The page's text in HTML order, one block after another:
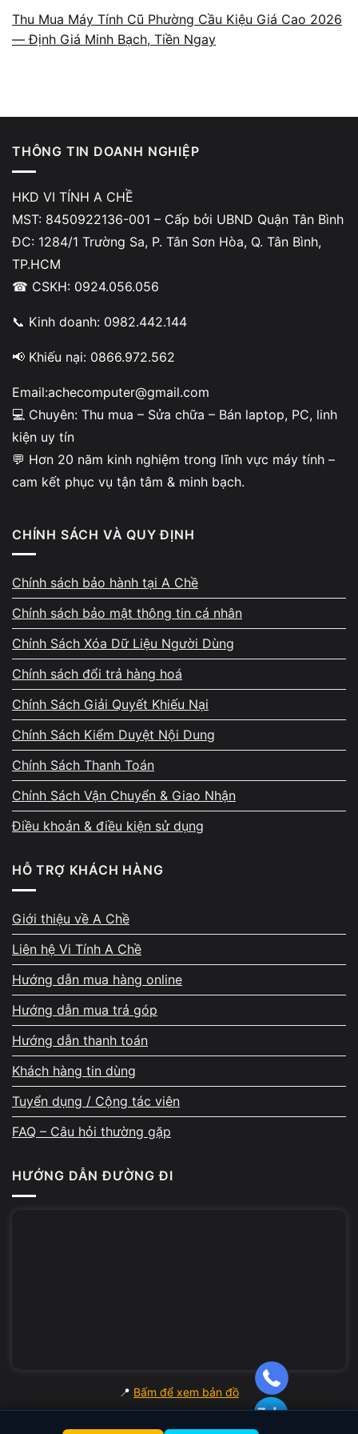
người lựa chọn khi cần thu mua laptop, nhờ quy trình
rõ ràng và cách làm việc minh bạch.
Báo giá theo cấu hình và tình
trạng thật
A Chề định giá dựa trên các yếu tố thực tế
gồm CPU, RAM, SSD, VGA, cycle pin, tình
trạng ngoại hình và lịch sử sửa chữa (nếu có).
Toàn bộ quá trình kiểm tra diễn ra minh bạch
mục trước khi đưa ra mức giá. Không có
chuyện báo giá mập mờ hoặc dùng lỗi nhẹ để
giảm mạnh giá trị máy.
Minh bạch khi kiểm tra –
Khách được xem trực tiếp quy trình test phần
cứng: SSD, bàn phím, cổng kết nối, pin, độ
nóng, màn hình và hoạt động tổng thể. Tình
trạng máy được giải thích chi tiết và dễ hiểu.
A Chề tuyệt đối không tạo lý do không chính
xác để đẩy giá thu mua xuống thấp hơn thực
tế.
biên nhận rõ ràng
ngay bằng tiền mặt hoặc chuyển khoản. Biên
nhận thu mua thể hiện đầy đủ cấu hình, mức
giá, thời gian và thông tin đối soát. Máy
không bị giữ lại chờ xử lý, không hẹn sang
ngày hôm sau. Cam kết giao dịch rõ ràng từ
đầu đến cuối.
Thu Mua Máy Tính Cũ Phường Cầu Kiệu Giá Cao 2026
— Định Giá Minh Bạch, Tiền Ngay
THÔNG TIN DOANH NGHIỆP
HKD VI TÍNH A CHỀ
MST: 8450922136-001 – Cấp bởi UBND Quận Tân Bình
ĐC: 1284/1 Trường Sa, P. Tân Sơn Hòa, Q. Tân Bình,
TP.HCM
☎ CSKH: 0924.056.056
📞 Kinh doanh: 0982.442.144
📢 Khiếu nại: 0866.972.562
Email:achecomputer@gmail.com
💻 Chuyên: Thu mua – Sửa chữa – Bán laptop, PC, linh
kiện uy tín
💬 Hơn 20 năm kinh nghiệm trong lĩnh vực máy tính –
cam kết phục vụ tận tâm & minh bạch.
CHÍNH SÁCH VÀ QUY ĐỊNH
Chính sách bảo hành tại A Chề
Chính sách bảo mật thông tin cá nhân
Chính Sách Xóa Dữ Liệu Người Dùng
Chính sách đổi trả hàng hoá
Chính Sách Giải Quyết Khiếu Nại
Chính Sách Kiểm Duyệt Nội Dung
Chính Sách Thanh Toán
Chính Sách Vận Chuyển & Giao Nhận
Điều khoản & điều kiện sử dụng
HỖ TRỢ KHÁCH HÀNG
Giới thiệu về A Chề
Liên hệ Vi Tính A Chề
Hướng dẫn mua hàng online
Hướng dẫn mua trả góp
Hướng dẫn thanh toán
Khách hàng tin dùng
Tuyển dụng / Cộng tác viên
FAQ – Câu hỏi thường gặp
HƯỚNG DẪN ĐƯỜNG ĐI
📍 Bấm để xem bản đồ